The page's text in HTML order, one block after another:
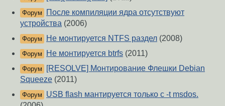
Форум
После компиляции ядра отсутствуют
устройства (2006)
Форум Не монтируется NTFS раздел (2008)
Форум Не монтируется btrfs (2011)
Форум
[RESOLVE] Монтирование Флешки Debian
Squeeze (2011)
Форум
USB flash мантируется только с -t msdos.